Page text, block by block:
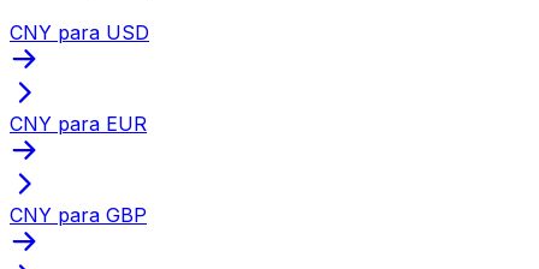
CNY para USD
CNY para EUR
CNY para GBP